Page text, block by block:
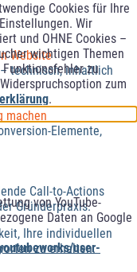
Cookies für Ihre
Wir
und OHNE Cookies –
wichtigen Themen
zu
zum
.
von YouTube-
Daten an Google
user-
Website
technisch, inhaltlich
machen
Elemente,
Call-to-Actions
Gründerpraxis.
Ihre individuellen
zu erhalten.